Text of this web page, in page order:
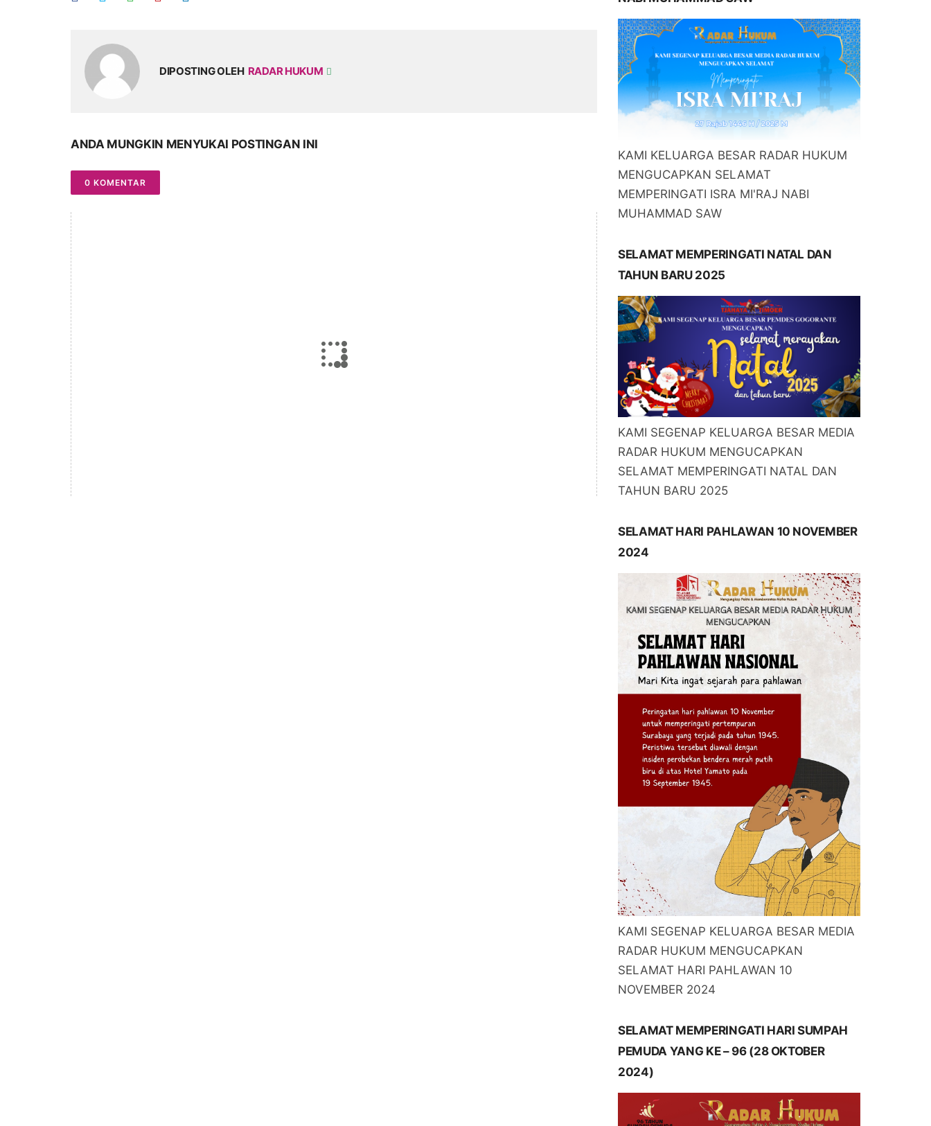
DIPOSTING OLEH RADAR HUKUM
ANDA MUNGKIN MENYUKAI POSTINGAN INI
0 KOMENTAR
KAMI KELUARGA BESAR RADAR HUKUM
MENGUCAPKAN SELAMAT
MEMPERINGATI ISRA MI'RAJ NABI
MUHAMMAD SAW
SELAMAT MEMPERINGATI NATAL DAN
TAHUN BARU 2025
KAMI SEGENAP KELUARGA BESAR MEDIA
RADAR HUKUM MENGUCAPKAN
SELAMAT MEMPERINGATI NATAL DAN
TAHUN BARU 2025
SELAMAT HARI PAHLAWAN 10 NOVEMBER
2024
KAMI SEGENAP KELUARGA BESAR MEDIA
RADAR HUKUM MENGUCAPKAN
SELAMAT HARI PAHLAWAN 10
NOVEMBER 2024
SELAMAT MEMPERINGATI HARI SUMPAH
PEMUDA YANG KE – 96 (28 OKTOBER
2024)